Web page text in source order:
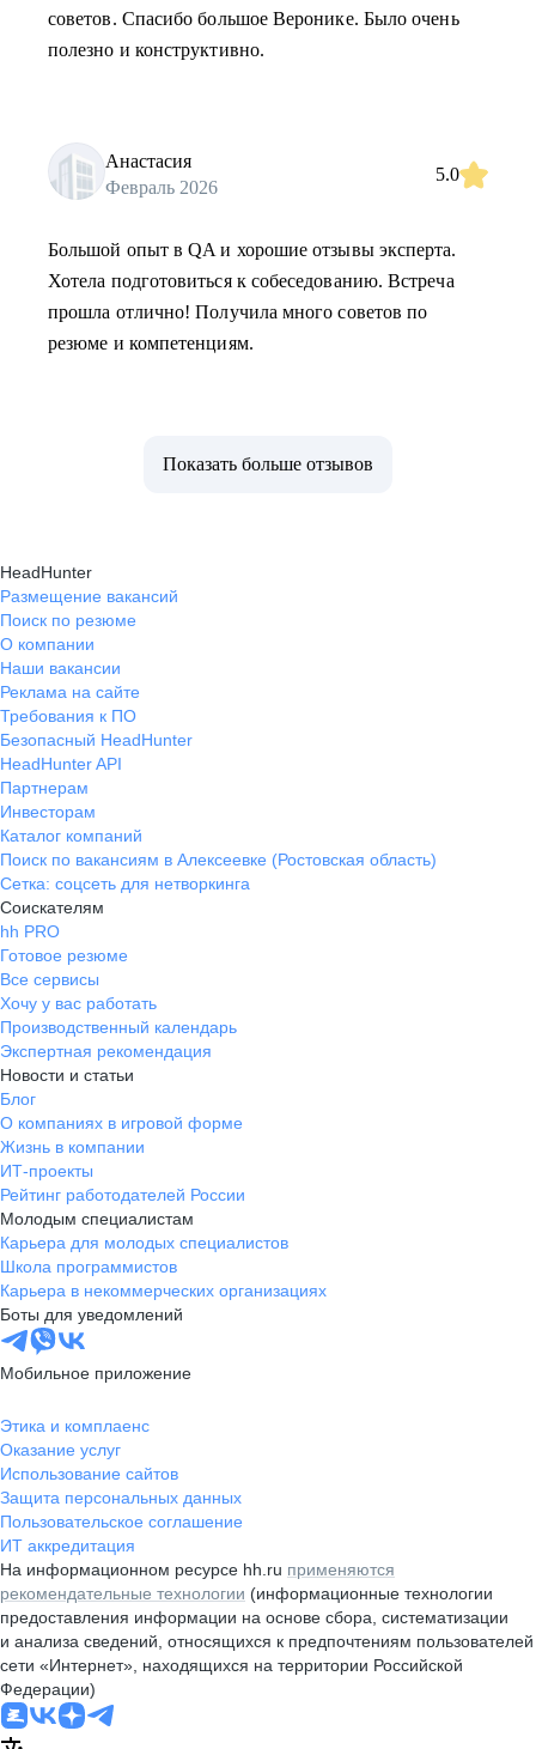
советов. Спасибо большое Веронике. Было очень
полезно и конструктивно.
Анастасия
Февраль 2026
5.0
Большой опыт в QA и хорошие отзывы эксперта.
Хотела подготовиться к собеседованию. Встреча
прошла отлично! Получила много советов по
резюме и компетенциям.
Показать больше отзывов
HeadHunter
Размещение вакансий
Поиск по резюме
О компании
Наши вакансии
Реклама на сайте
Требования к ПО
Безопасный HeadHunter
HeadHunter API
Партнерам
Инвесторам
Каталог компаний
Поиск по вакансиям в Алексеевке (Ростовская область)
Сетка: соцсеть для нетворкинга
Соискателям
hh PRO
Готовое резюме
Все сервисы
Хочу у вас работать
Производственный календарь
Экспертная рекомендация
Новости и статьи
Блог
О компаниях в игровой форме
Жизнь в компании
ИТ-проекты
Рейтинг работодателей России
Молодым специалистам
Карьера для молодых специалистов
Школа программистов
Карьера в некоммерческих организациях
Боты для уведомлений
Мобильное приложение
Этика и комплаенс
Оказание услуг
Использование сайтов
Защита персональных данных
Пользовательское соглашение
ИТ аккредитация
На информационном ресурсе hh.ru применяются
рекомендательные технологии (информационные технологии
предоставления информации на основе сбора, систематизации
и анализа сведений, относящихся к предпочтениям пользователей
сети «Интернет», находящихся на территории Российской
Федерации)